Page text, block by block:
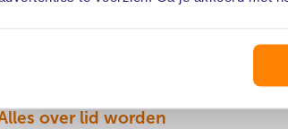
Huis kun je rekenen op veel voordelen.
over lid worden